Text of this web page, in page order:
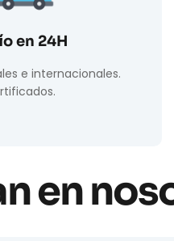
en 24H
e internacionales.
en